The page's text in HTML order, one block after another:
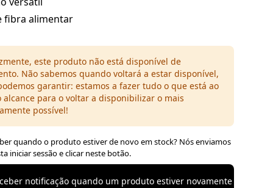
fibra alimentar
este produto não está disponível de
Não sabemos quando voltará a estar disponível,
garantir: estamos a fazer tudo o que está ao
alcance para o voltar a disponibilizar o mais
possível!
quando o produto estiver de novo em stock? Nós enviamos
iniciar sessão e clicar neste botão.
notificação quando um produto estiver novamente em stock